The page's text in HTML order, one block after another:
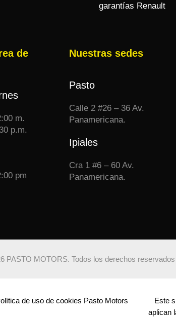
garantías Renault
de
m.
p.m.
pm
Nuestras sedes
Pasto
Calle 2 #26 – 36 Av.
Panamericana.
Ipiales
Cra 1 #6 – 60 Av.
Panamericana.
PASTO MOTORS. Todos los derechos reservados
de uso de cookies Pasto Motors
Este
aplican